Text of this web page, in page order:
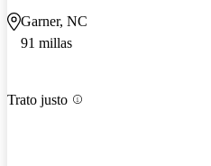
Garner, NC
91 millas
Trato justo